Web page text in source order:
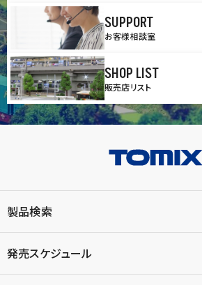
SUPPORT
お客様相談室
SHOP LIST
販売店リスト
製品検索
発売スケジュール